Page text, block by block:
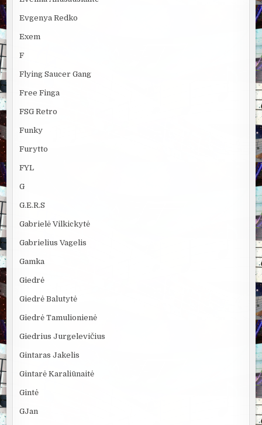
Evgenya Redko
Exem
F
Flying Saucer Gang
Free Finga
FSG Retro
Funky
Furytto
FYL
G
G.E.R.S
Gabrielė Vilkickytė
Gabrielius Vagelis
Gamka
Giedrė
Giedrė Balutytė
Giedrė Tamulionienė
Giedrius Jurgelevičius
Gintaras Jakelis
Gintarė Karaliūnaitė
Gintė
GJan